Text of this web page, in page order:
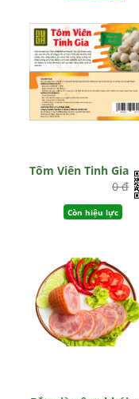
Tôm Viên Tinh Gia
0 đ
Còn hiệu lực